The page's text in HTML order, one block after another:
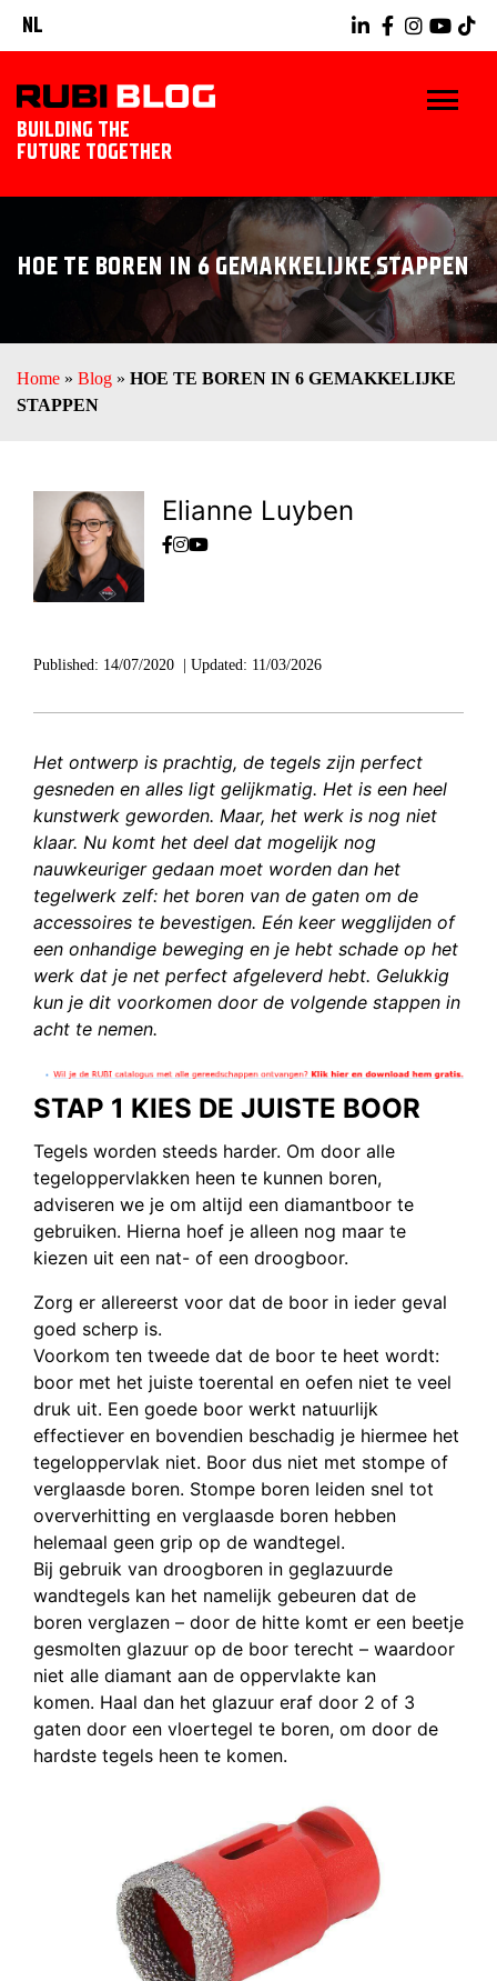
NL
BUILDING THE
FUTURE TOGETHER
TIPS & TRICKS
RUBI GEREEDSCHAPPEN
TEGELWERK IDEEËN
HOE TE BOREN IN 6 GEMAKKELIJKE STAPPEN
Home » Blog » HOE TE BOREN IN 6 GEMAKKELIJKE
STAPPEN
Elianne Luyben
Published: 14/07/2020 Updated: 11/03/2026
Het ontwerp is prachtig, de tegels zijn perfect
gesneden en alles ligt gelijkmatig. Het is een heel
kunstwerk geworden. Maar, het werk is nog niet
klaar. Nu komt het deel dat mogelijk nog
nauwkeuriger gedaan moet worden dan het
tegelwerk zelf: het boren van de gaten om de
accessoires te bevestigen. Eén keer wegglijden of
een onhandige beweging en je hebt schade op het
werk dat je net perfect afgeleverd hebt. Gelukkig
kun je dit voorkomen door de volgende stappen in
acht te nemen.
STAP 1 KIES DE JUISTE BOOR
Tegels worden steeds harder. Om door alle
tegeloppervlakken heen te kunnen boren,
adviseren we je om altijd een diamantboor te
gebruiken. Hierna hoef je alleen nog maar te
kiezen uit een nat- of een droogboor.
Zorg er allereerst voor dat de boor in ieder geval
goed scherp is.
Voorkom ten tweede dat de boor te heet wordt:
boor met het juiste toerental en oefen niet te veel
druk uit. Een goede boor werkt natuurlijk
effectiever en bovendien beschadig je hiermee het
tegeloppervlak niet. Boor dus niet met stompe of
verglaasde boren. Stompe boren leiden snel tot
oververhitting en verglaasde boren hebben
helemaal geen grip op de wandtegel.
Bij gebruik van droogboren in geglazuurde
wandtegels kan het namelijk gebeuren dat de
boren verglazen – door de hitte komt er een beetje
gesmolten glazuur op de boor terecht – waardoor
niet alle diamant aan de oppervlakte kan
komen. Haal dan het glazuur eraf door 2 of 3
gaten door een vloertegel te boren, om door de
hardste tegels heen te komen.